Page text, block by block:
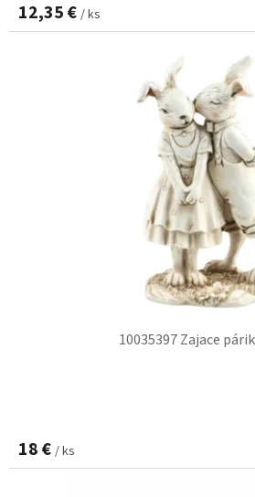
12,35 € / ks
10035397 Zajace
18 € / ks